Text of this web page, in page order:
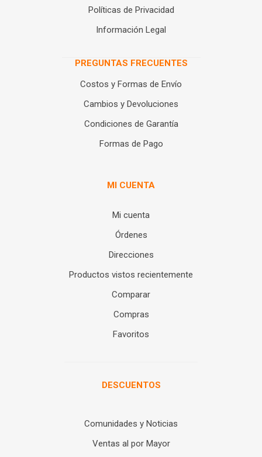
Políticas de Privacidad
Información Legal
PREGUNTAS FRECUENTES
Costos y Formas de Envío
Cambios y Devoluciones
Condiciones de Garantía
Formas de Pago
MI CUENTA
Mi cuenta
Órdenes
Direcciones
Productos vistos recientemente
Comparar
Compras
Favoritos
DESCUENTOS
Comunidades y Noticias
Ventas al por Mayor